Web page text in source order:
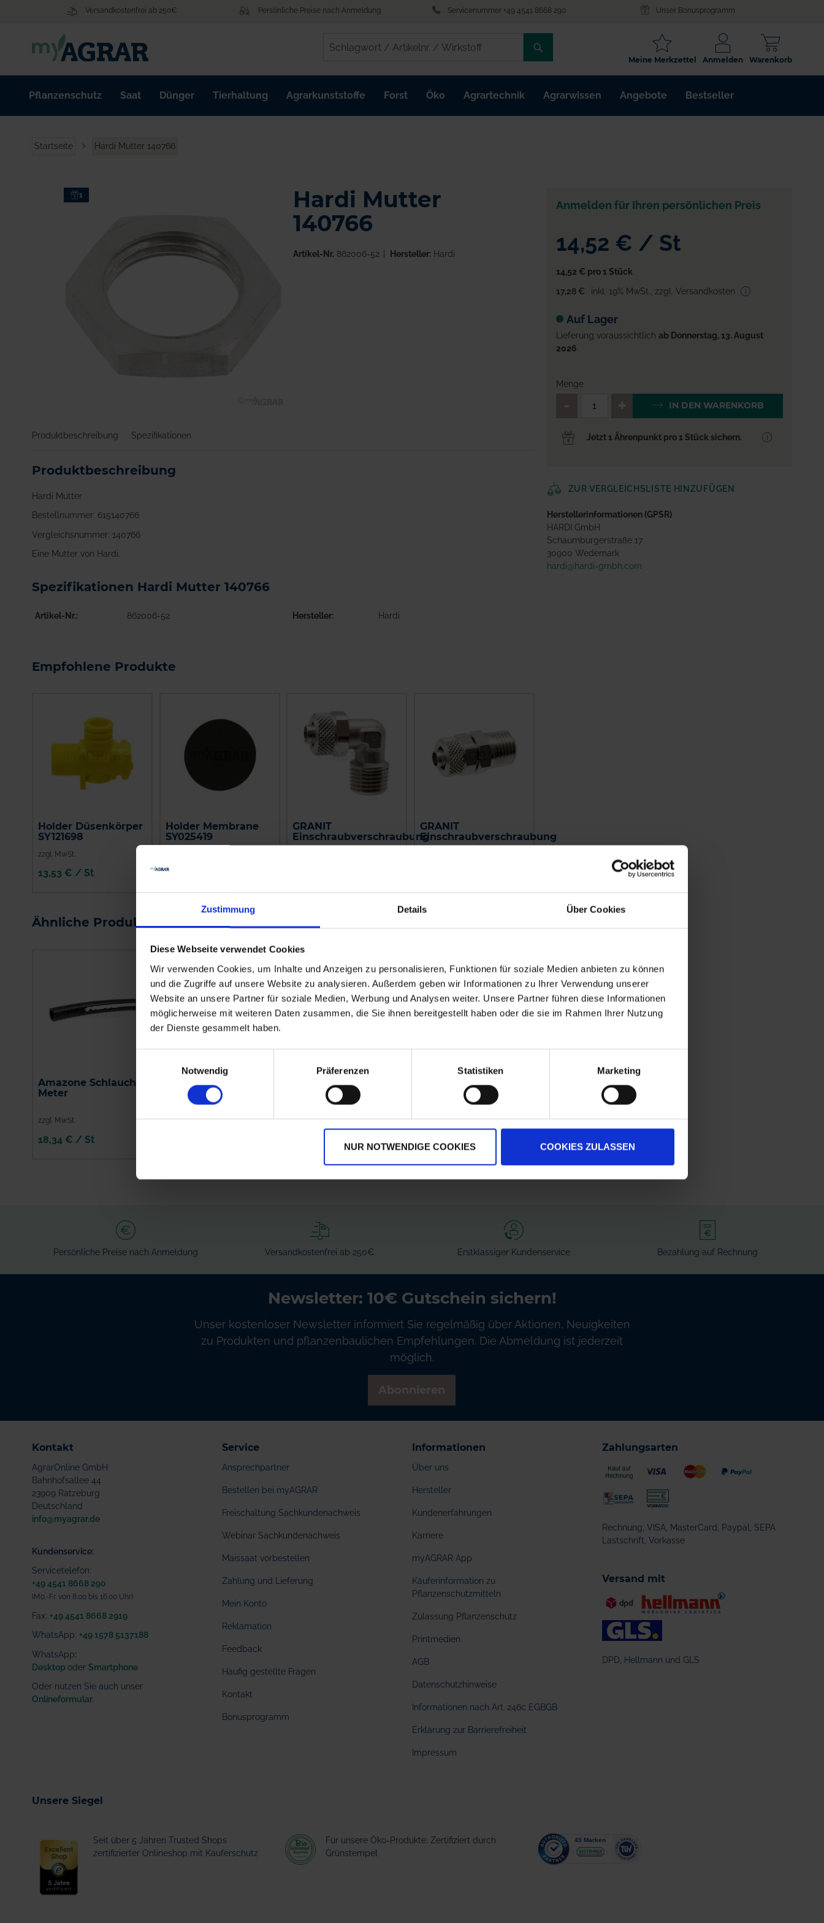
Zustimmung Details Über Cookies
Diese Webseite verwendet Cookies
Wir verwenden Cookies, um Inhalte und Anzeigen zu personalisieren, Funktionen für soziale Medien anbieten zu können
und die Zugriffe auf unsere Website zu analysieren. Außerdem geben wir Informationen zu Ihrer Verwendung unserer
Website an unsere Partner für soziale Medien, Werbung und Analysen weiter. Unsere Partner führen diese Informationen
möglicherweise mit weiteren Daten zusammen, die Sie ihnen bereitgestellt haben oder die sie im Rahmen Ihrer Nutzung
der Dienste gesammelt haben.
Notwendig
Präferenzen Statistiken Marketing
NUR NOTWENDIGE COOKIES COOKIES ZULASSEN
Versandkostenfrei ab 250€ Persönliche Preise nach Anmeldung Servicenummer +49 4541 8668 290 Unser Bonusprogramm
/
ARTIKELNR.
/
Warenkorb
Anmelden
Meine Merkzettel
Pflanzenschutz Saat Dünger Tierhaltung Agrarkunststoffe Forst Öko Agrartechnik Agrarwissen Angebote Bestseller
Startseite Hardi Mutter 140766
1
der
springen
Hardi Mutter
140766
Artikel-Nr. 862006-52 Hersteller:Hardi
Produktbeschreibung Spezifikationen
Produktbeschreibung
Hardi Mutter
Bestellnummer: 615140766
Vergleichsnummer: 140766
Eine Mutter von Hardi.
Spezifikationen Hardi Mutter 140766
Artikel-Nr. 862006-52 Hersteller Hardi
Empfohlene Produkte
Holder Düsenkörper
SY121698
zzgl. MwSt.
13,53 € / St
Holder Membrane
SY025419
4,70 € / St
IN DEN
WARENKORB
GRANIT
Einschraubverschraubung
IN DEN
GRANIT
Einschraubverschraubung
IN DEN
Ähnliche Produkte
Amazone Schlauch, 1
Meter
zzgl. MwSt.
18,34 € / St
Kverneland
Filterhahn kpl.
zzgl. MwSt.
Amazone
Alternativhahn
7206300
zzgl. MwSt.
IN DEN
Spritzenschlauch
Innen-Ø 8 mm
zzgl. MwSt.
IN DEN
Anmelden für Ihren persönlichen Preis
14,52 € / St
14,52 € pro 1 Stück
17,28 €
inkl. 19% MwSt. zzgl. Versandkosten
Auf Lager
Lieferung voraussichtlich ab Donnerstag, 13. August
2026
Menge
QTY_CONTROL_DECREASE
IN DEN WARENKORB
Jetzt 1 Ährenpunkt pro 1 Stück sichern.
ZUR VERGLEICHSLISTE HINZUFÜGEN
Herstellerinformationen (GPSR)
HARDI GmbH
Schaumburgerstraße 17
30900 Wedemark
hardi@hardi-gmbh.com
Persönliche Preise nach Anmeldung Versandkostenfrei ab 250€ Erstklassiger Kundenservice Bezahlung auf Rechnung
Newsletter: 10€ Gutschein sichern!
Unser kostenloser Newsletter informiert Sie regelmäßig über Aktionen, Neuigkeiten
zu Produkten und pflanzenbaulichen Empfehlungen. Die Abmeldung ist jederzeit
möglich.
Kontakt
AgrarOnline GmbH
Bahnhofsallee 44
23909 Ratzeburg
Deutschland
info@myagrar.de
Kundenservice:
Servicetelefon:
+49 4541 8668 290
(Mo.-Fr. von 8.00 bis 16.00 Uhr)
Fax: +49 4541 8668 2919
WhatsApp: +49 1578 5137188
WhatsApp:
Desktop oder Smartphone
Oder nutzen Sie auch unser
Onlineformular
Service
Ansprechpartner
Bestellen bei myAGRAR
Freischaltung Sachkundenachweis
Webinar Sachkundenachweis
Maissaat vorbestellen
Zahlung und Lieferung
Mein Konto
Reklamation
Feedback
Häufig gestellte Fragen
Kontakt
Bonusprogramm
Informationen
Über uns
Hersteller
Kundenerfahrungen
Karriere
myAGRAR App
Käuferinformation zu
Pflanzenschutzmitteln
Zulassung Pflanzenschutz
Printmedien
AGB
Datenschutzhinweise
Informationen nach Art. 246c EGBGB
Erklärung zur Barrierefreiheit
Impressum
Zahlungsarten
Rechnung, VISA, MasterCard, Paypal, SEPA
Lastschrift, Vorkasse
Versand mit
DPD, Hellmann und GLS
Unsere Siegel
Seit über 5 Jahren Trusted Shops
zertifizierter Onlineshop mit Käuferschutz
Für unsere Öko-Produkte: Zertifiziert durch
Grünstempel